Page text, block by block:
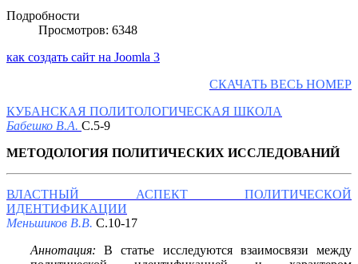
Подробности
Просмотров: 6348
как создать сайт на Joomla 3
СКАЧАТЬ ВЕСЬ НОМЕР
КУБАНСКАЯ ПОЛИТОЛОГИЧЕСКАЯ ШКОЛА
Бабешко В.А. С.5-9
МЕТОДОЛОГИЯ ПОЛИТИЧЕСКИХ ИССЛЕДОВАНИЙ
ВЛАСТНЫЙ АСПЕКТ ПОЛИТИЧЕСКОЙ
ИДЕНТИФИКАЦИИ
Меньшиков В.В. С.10-17
Аннотация: В статье исследуются взаимосвязи между